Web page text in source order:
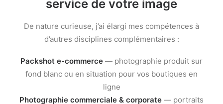
service de votre image
De nature curieuse, j’ai élargi mes compétences à
d’autres disciplines complémentaires :
Packshot e-commerce — photographie produit sur
fond blanc ou en situation pour vos boutiques en
ligne
Photographie commerciale & corporate — portraits